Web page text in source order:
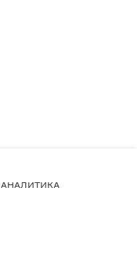
АНАЛИТИКА